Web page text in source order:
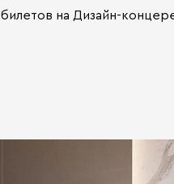
билетов на Дизайн-